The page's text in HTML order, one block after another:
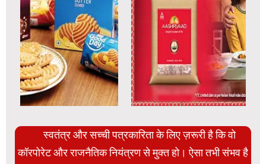
स्वतंत्र और सच्ची पत्रकारिता के लिए ज़रूरी है कि वो
कॉरपोरेट और राजनैतिक नियंत्रण से मुक्त हो। ऐसा तभी संभव है